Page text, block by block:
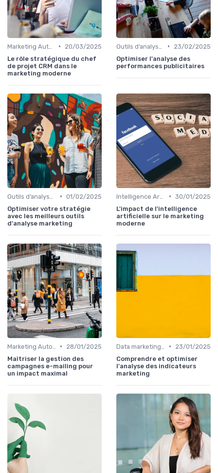
•
20/03/2025
Le rôle stratégique du chef
de projet CRM dans le
marketing moderne
•
23/02/2025
Optimiser l'analyse des
performances publicitaires
• 01/02/2025
Optimiser votre stratégie
avec les meilleurs outils
d'analyse marketing
• 30/01/2025
L'impact de l'intelligence
artificielle sur le marketing
moderne
•
28/01/2025
Maîtriser la gestion des
campagnes e-mailing pour
un impact maximal
•
23/01/2025
Comprendre et optimiser
l'analyse des indicateurs
marketing